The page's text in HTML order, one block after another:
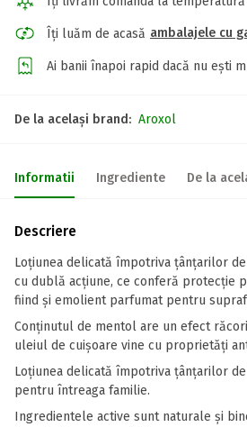
Îți luăm de acasă ambalajele cu
Ai banii înapoi rapid dacă nu ești
De la același brand: Aroxol
Informatii Ingrediente De la
Descriere
Loțiunea delicată împotriva țânțarilor
cu dublă acțiune, ce conferă protecție
fiind și emolient parfumat pentru
Conținutul de mentol are un efect
uleiul de cuișoare vine cu proprietăți
Loțiunea delicată împotriva țânțarilor
pentru întreaga familie.
Ingredientele active sunt naturale și